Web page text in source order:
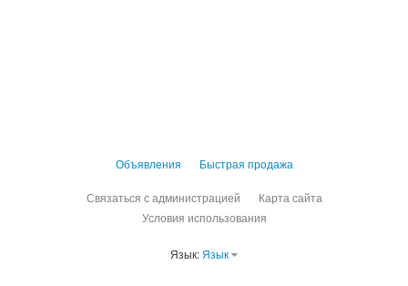
Объявления Быстрая продажа
Связаться с администрацией
Карта сайта
Условия использования
Язык: Язык